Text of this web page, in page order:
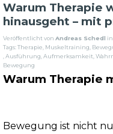
Warum Therapie
hinausgeht – mit
Veröffentlicht von Andreas Schedl in
Tags:Therapie Muskeltraining
Ausführung Aufmerksamkeit
Bewegung
Warum Therapie
Bewegung ist nicht